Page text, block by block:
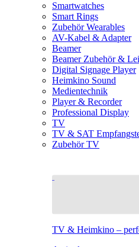
Smartwatches
Smart Rings
Zubehör Wearables
AV-Kabel & Adapter
Beamer
Beamer Zubehör &
Digital Signage Player
Heimkino Sound
Medientechnik
Player & Recorder
Professional Display
TV
TV & SAT
Zubehör TV
TV & Heimkino –